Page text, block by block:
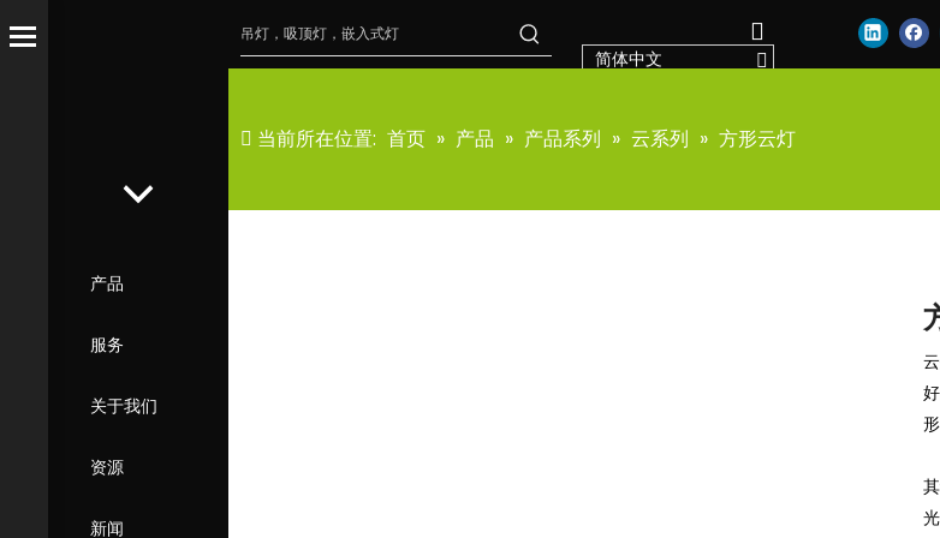
简体中文
产品
服务
关于我们
资源
新闻
当前所在位置: 首页 » 产品 » 产品系列 » 云系列 » 方形云灯